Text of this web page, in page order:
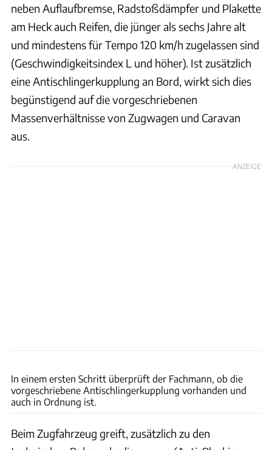
neben Auflaufbremse, Radstoßdämpfer und Plakette
am Heck auch Reifen, die jünger als sechs Jahre alt
und mindestens für Tempo 120 km/h zugelassen sind
(Geschwindigkeitsindex L und höher). Ist zusätzlich
eine Antischlingerkupplung an Bord, wirkt sich dies
begünstigend auf die vorgeschriebenen
Massenverhältnisse von Zugwagen und Caravan
aus.
ANZEIGE
In einem ersten Schritt überprüft der Fachmann, ob die
vorgeschriebene Antischlingerkupplung vorhanden und
auch in Ordnung ist.
Beim Zugfahrzeug greift, zusätzlich zu den